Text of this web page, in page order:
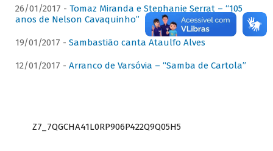
26/01/2017 - Tomaz Miranda e Stephanie Serrat – “105
anos de Nelson Cavaquinho”
19/01/2017 - Sambastião canta Ataulfo Alves
12/01/2017 - Arranco de Varsóvia – “Samba de Cartola”
Z7_7QGCHA41L0RP906P422Q9Q05H5